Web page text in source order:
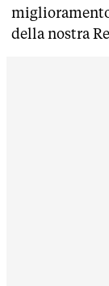
della nostra